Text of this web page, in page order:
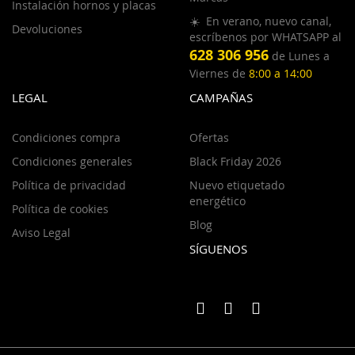
Instalación hornos y placas
Devoluciones
☀️ En verano, nuevo canal,
escríbenos por WHATSAPP al
628 306 956 de Lunes a
Viernes de 8:00 a 14:00
LEGAL
Condiciones compra
Condiciones generales
Política de privacidad
Política de cookies
Aviso Legal
CAMPAÑAS
Ofertas
Black Friday 2026
Nuevo etiquetado
energético
Blog
SÍGUENOS